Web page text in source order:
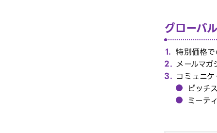
グローバ
特別価格
メールマ
コミュニ
ピッチ
ミーテ